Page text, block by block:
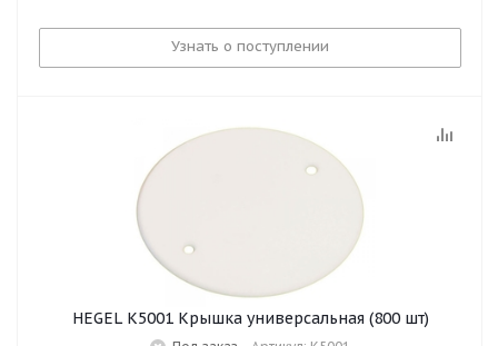
Узнать о поступлении
HEGEL К5001 Крышка универсальная (800 шт)